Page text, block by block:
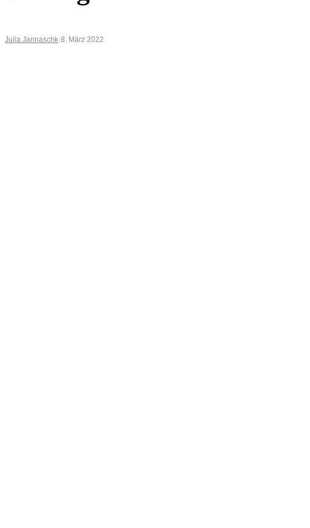
Julia Jannaschk·8. März 2022